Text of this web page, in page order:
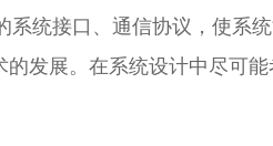
统接口、通信协议，使系统
发展。在系统设计中尽可